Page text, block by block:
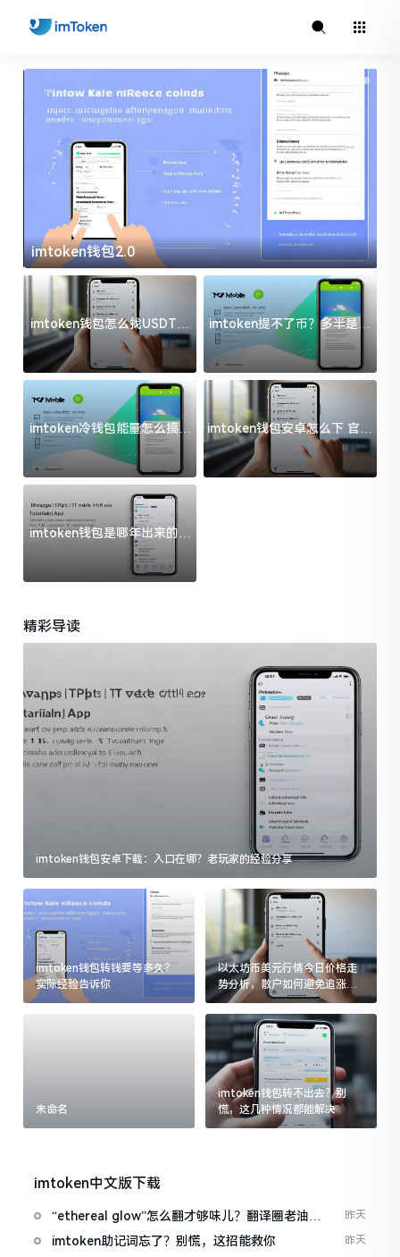
imtoken钱包2.0
imtoken钱包怎么找USDT地
址？三步搞定不踩坑
imtoken提不了币？多半是这
几件事没处理好
imtoken冷钱包能量怎么搞？
过来人告诉你门道
imtoken钱包安卓怎么下 官方
渠道避坑指南
imtoken钱包是哪年出来的？
一文给你说清楚
精彩导读
imtoken钱包安卓下载：入口在哪？老玩家的经验分享
imtoken钱包转钱要等多久？
实际经验告诉你
以太坊币美元行情今日价格走
势分析，散户如何避免追涨杀
跌被套牢
未命名
imtoken钱包转不出去？别
慌，这几种情况都能解决
imtoken中文版下载
“ethereal glow”怎么翻才够味儿？翻译圈老油条
的私房话
昨天
imtoken助记词忘了？别慌，这招能救你 昨天